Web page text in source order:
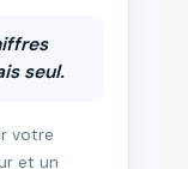
seul.
votre
et un